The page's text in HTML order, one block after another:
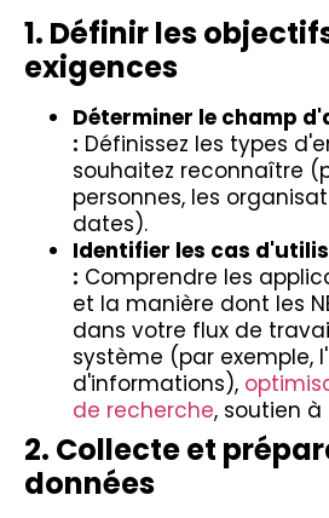
1. Définir les
exigences
Déterminer le champ
: Définissez les types
souhaitez reconnaître
personnes, les
dates).
Identifier les cas
: Comprendre les
et la manière dont les
dans votre flux de
système (par exemple,
d'informations),
de recherche, soutien
2. Collecte et
données